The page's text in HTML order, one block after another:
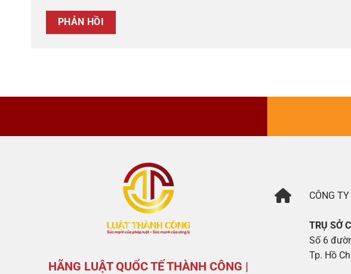
HÃNG LUẬT QUỐC TẾ THÀNH CÔNG |
CÔNG TY
TRỤ SỞ
Số 6
Tp. Hồ